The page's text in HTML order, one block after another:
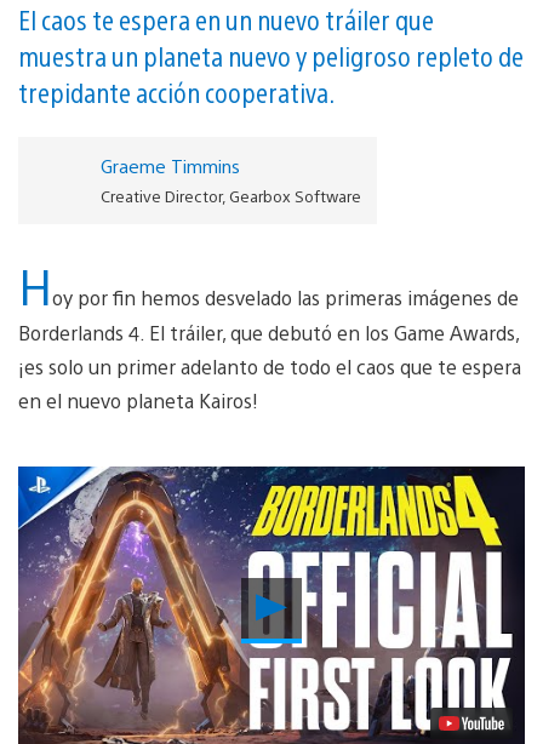
El caos te espera en un nuevo tráiler que
muestra un planeta nuevo y peligroso repleto de
trepidante acción cooperativa.
Graeme Timmins
Creative Director, Gearbox Software
Hoy por fin hemos desvelado las primeras imágenes de
Borderlands 4. El tráiler, que debutó en los Game Awards,
¡es solo un primer adelanto de todo el caos que te espera
en el nuevo planeta Kairos!
Reproducir
vídeo